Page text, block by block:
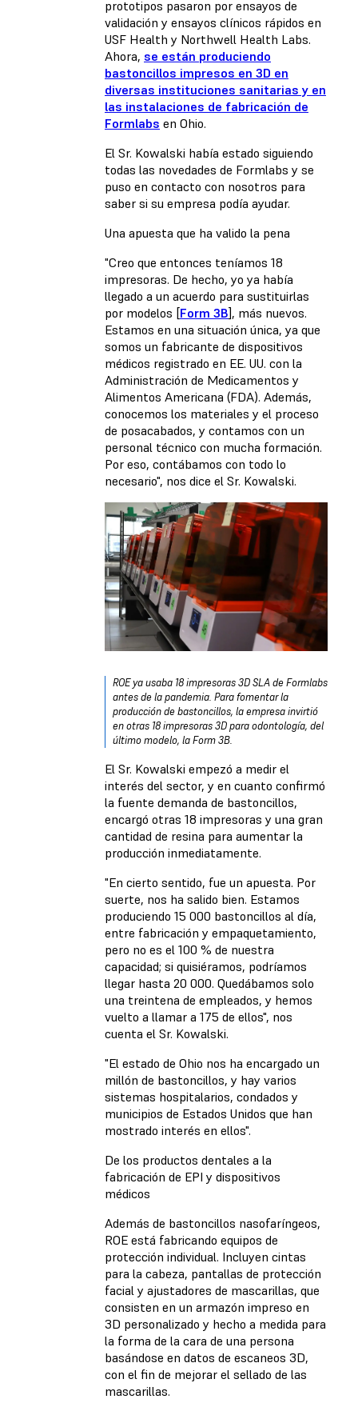
prototipos pasaron por ensayos de
validación y ensayos clínicos rápidos en
USF Health y Northwell Health Labs.
Ahora, se están produciendo
bastoncillos impresos en 3D en
diversas instituciones sanitarias y en
las instalaciones de fabricación de
Formlabs en Ohio.
El Sr. Kowalski había estado siguiendo
todas las novedades de Formlabs y se
puso en contacto con nosotros para
saber si su empresa podía ayudar.
Una apuesta que ha valido la pena
"Creo que entonces teníamos 18
impresoras. De hecho, yo ya había
llegado a un acuerdo para sustituirlas
por modelos [Form 3B], más nuevos.
Estamos en una situación única, ya que
somos un fabricante de dispositivos
médicos registrado en EE. UU. con la
Administración de Medicamentos y
Alimentos Americana (FDA). Además,
conocemos los materiales y el proceso
de posacabados, y contamos con un
personal técnico con mucha formación.
Por eso, contábamos con todo lo
necesario", nos dice el Sr. Kowalski.
ROE ya usaba 18 impresoras 3D SLA de Formlabs
antes de la pandemia. Para fomentar la
producción de bastoncillos, la empresa invirtió
en otras 18 impresoras 3D para odontología, del
último modelo, la Form 3B.
El Sr. Kowalski empezó a medir el
interés del sector, y en cuanto confirmó
la fuente demanda de bastoncillos,
encargó otras 18 impresoras y una gran
cantidad de resina para aumentar la
producción inmediatamente.
"En cierto sentido, fue un apuesta. Por
suerte, nos ha salido bien. Estamos
produciendo 15 000 bastoncillos al día,
entre fabricación y empaquetamiento,
pero no es el 100 % de nuestra
capacidad; si quisiéramos, podríamos
llegar hasta 20 000. Quedábamos solo
una treintena de empleados, y hemos
vuelto a llamar a 175 de ellos", nos
cuenta el Sr. Kowalski.
"El estado de Ohio nos ha encargado un
millón de bastoncillos, y hay varios
sistemas hospitalarios, condados y
municipios de Estados Unidos que han
mostrado interés en ellos".
De los productos dentales a la
fabricación de EPI y dispositivos
médicos
Además de bastoncillos nasofaríngeos,
ROE está fabricando equipos de
protección individual. Incluyen cintas
para la cabeza, pantallas de protección
facial y ajustadores de mascarillas, que
consisten en un armazón impreso en
3D personalizado y hecho a medida para
la forma de la cara de una persona
basándose en datos de escaneos 3D,
con el fin de mejorar el sellado de las
mascarillas.